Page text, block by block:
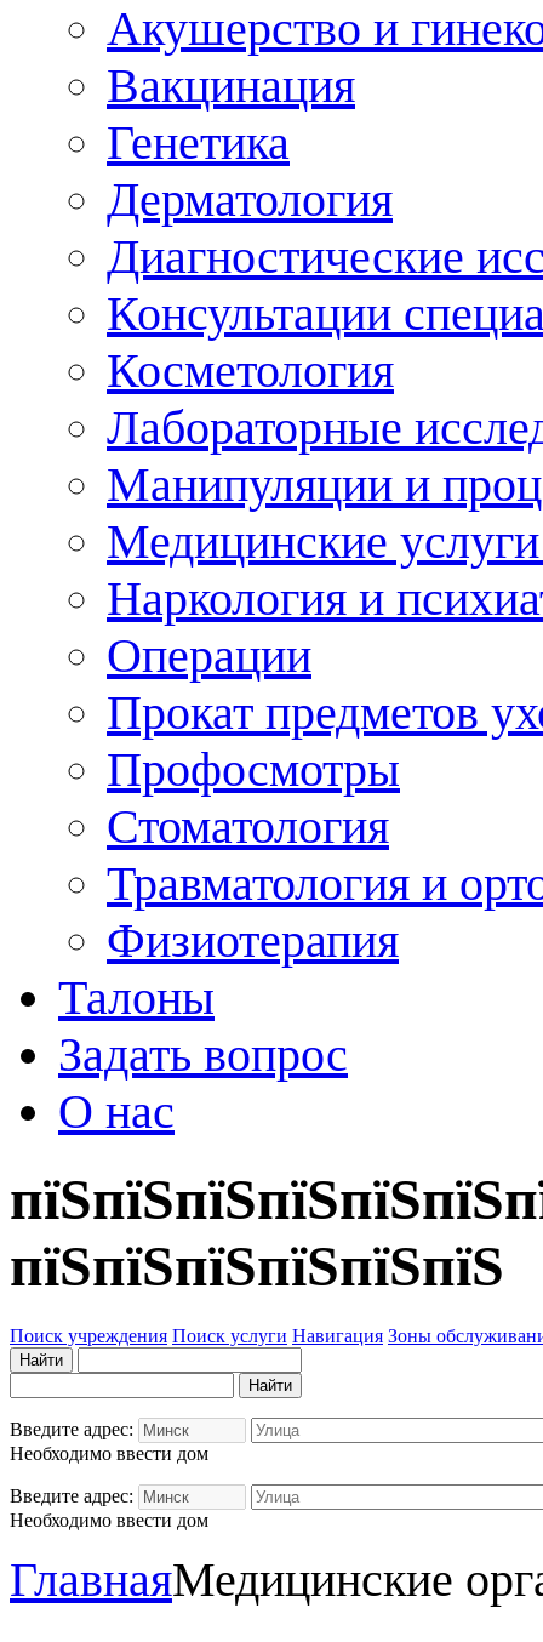
Акушерство и
Вакцинация
Генетика
Дерматология
Диагностические
Консультации
Косметология
Лабораторные
Манипуляции и
Медицинские
Наркология и
Операции
Прокат предметов
Профосмотры
Стоматология
Травматология и
Физиотерапия
Талоны
Задать вопрос
О нас
пїЅпїЅпїЅпїЅпїЅпїЅ
Поиск учреждения Поиск услуги Навигация Зоны
Введите адрес:
Необходимо ввести дом
Введите адрес:
Необходимо ввести дом
ГлавнаяМедицинские